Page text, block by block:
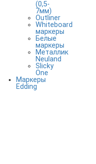
(0,5-
7мм)
Outliner
Whiteboard
маркеры
Белые
маркеры
Металлик
Neuland
Slicky
One
Маркеры
Edding